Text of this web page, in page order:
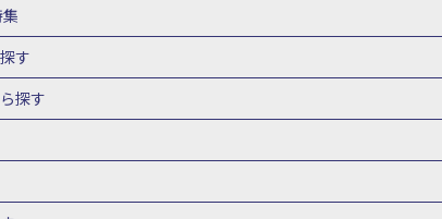
ック
す
ク
ク
東京→青森 新幹線パック 東京→仙台 新幹線パック
ク
東京⇔軽井沢 新幹線パック 東京→長野 新幹線パック
ク
探す
陽新幹線 旅行 九州新幹線 旅行 西九州新幹線 旅行 特急
ツアー
福島旅行・ツアー 関東 東京旅行・ツアー 神奈川旅行・